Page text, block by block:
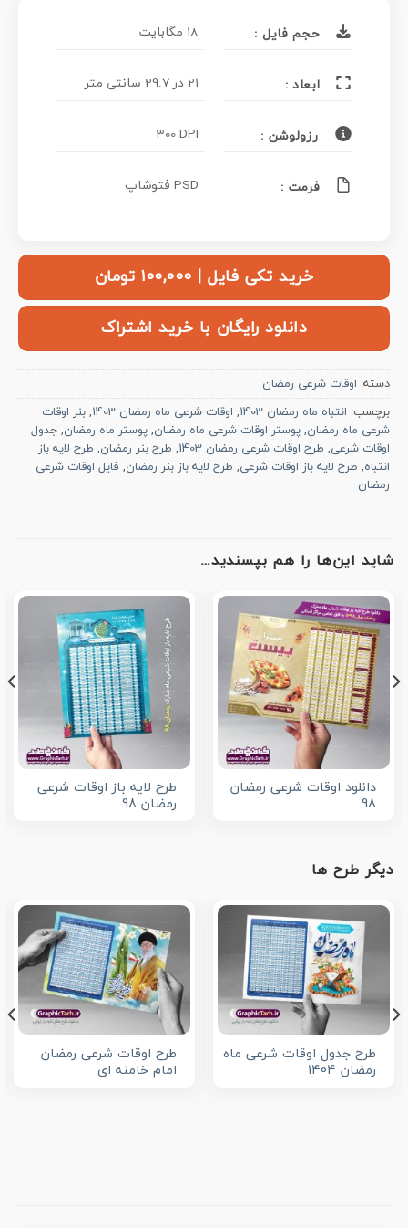
حجم فایل : 18 مگابایت
ابعاد : 21 در 29.7 سانتی متر
رزولوشن : 300 DPI
فرمت : PSD فتوشاپ
خرید تکی فایل | ۱۰۰,۰۰۰ تومان
دانلود رایگان با خرید اشتراک
دسته: اوقات شرعی رمضان
برچسب: انتباه ماه رمضان 1403 , اوقات شرعی ماه رمضان 1403 , بنر اوقات
شرعی ماه رمضان, پوستر اوقات شرعی ماه رمضان, پوستر ماه رمضان, جدول
اوقات شرعی, طرح اوقات شرعی رمضان 1403 , طرح بنر رمضان, طرح لایه باز
انتباه, طرح لایه باز اوقات شرعی, طرح لایه باز بنر رمضان, فایل اوقات شرعی
رمضان
شاید این‌ها را هم بپسندید…
دانلود اوقات شرعی رمضان
98
طرح لایه باز اوقات شرعی
رمضان 98
دیگر طرح ها
طرح جدول اوقات شرعی ماه
رمضان 1404
طرح اوقات شرعی رمضان
امام خامنه ای